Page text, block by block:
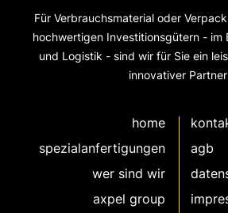
Für Verbrauchsmaterial oder
hochwertigen Investitionsgütern - im
und Logistik - sind wir für Sie ein
innovativer Partner
home
spezialanfertigungen
wer sind wir
axpel group
agb